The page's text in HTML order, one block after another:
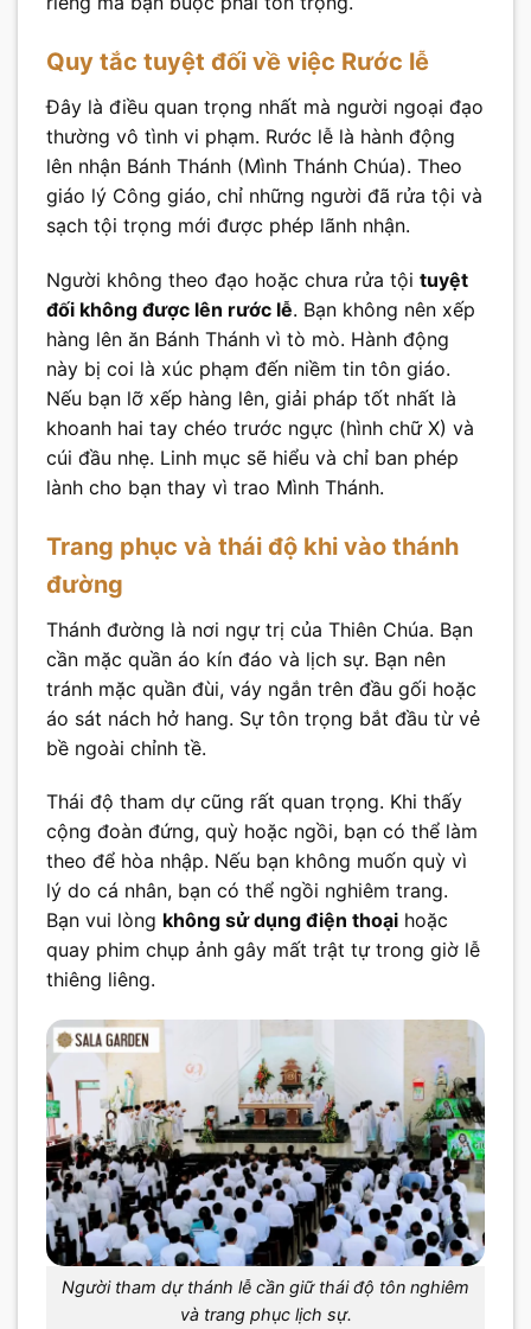
Quy tắc tuyệt đối về việc Rước lễ
Đây là điều quan trọng nhất mà người ngoại đạo
thường vô tình vi phạm. Rước lễ là hành động
lên nhận Bánh Thánh (Mình Thánh Chúa). Theo
giáo lý Công giáo, chỉ những người đã rửa tội và
sạch tội trọng mới được phép lãnh nhận.
Người không theo đạo hoặc chưa rửa tội tuyệt
đối không được lên rước lễ. Bạn không nên xếp
hàng lên ăn Bánh Thánh vì tò mò. Hành động
này bị coi là xúc phạm đến niềm tin tôn giáo.
Nếu bạn lỡ xếp hàng lên, giải pháp tốt nhất là
khoanh hai tay chéo trước ngực (hình chữ X) và
cúi đầu nhẹ. Linh mục sẽ hiểu và chỉ ban phép
lành cho bạn thay vì trao Mình Thánh.
Trang phục và thái độ khi vào thánh
đường
Thánh đường là nơi ngự trị của Thiên Chúa. Bạn
cần mặc quần áo kín đáo và lịch sự. Bạn nên
tránh mặc quần đùi, váy ngắn trên đầu gối hoặc
áo sát nách hở hang. Sự tôn trọng bắt đầu từ vẻ
bề ngoài chỉnh tề.
Thái độ tham dự cũng rất quan trọng. Khi thấy
cộng đoàn đứng, quỳ hoặc ngồi, bạn có thể làm
theo để hòa nhập. Nếu bạn không muốn quỳ vì
lý do cá nhân, bạn có thể ngồi nghiêm trang.
Bạn vui lòng không sử dụng điện thoại hoặc
quay phim chụp ảnh gây mất trật tự trong giờ lễ
thiêng liêng.
Người tham dự thánh lễ cần giữ thái độ tôn nghiêm
và trang phục lịch sự.